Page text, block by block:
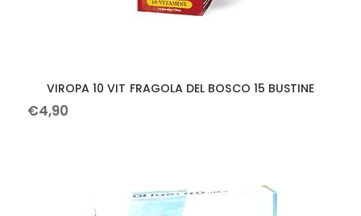
VIROPA 10 VIT FRAGOLA DEL BOSCO 15 BUSTINE
€4,90